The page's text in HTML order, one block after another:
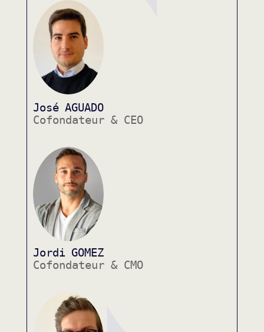
José AGUADO
Cofondateur & CEO
Jordi GOMEZ
Cofondateur & CMO